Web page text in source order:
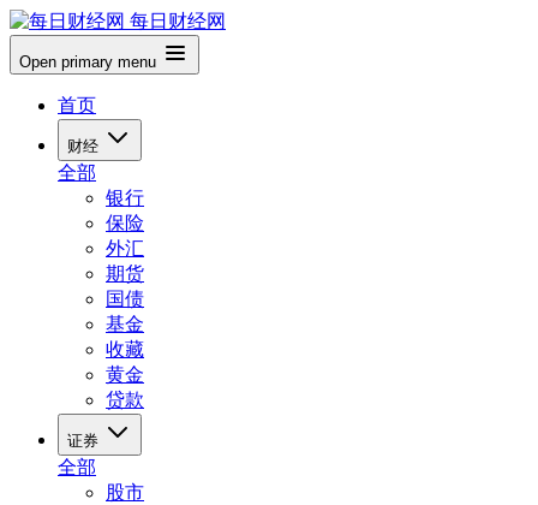
每日财经网
Open primary menu
首页
财经
全部
银行
保险
外汇
期货
国债
基金
收藏
黄金
贷款
证券
全部
股市